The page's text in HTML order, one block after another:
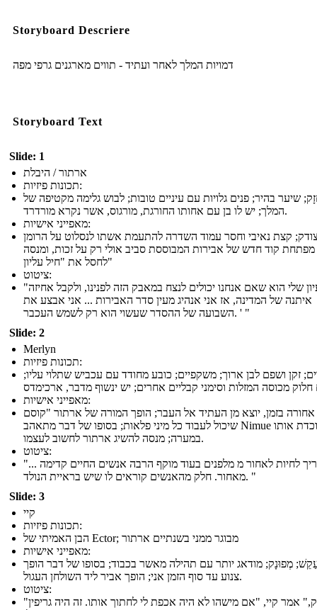
Storyboard Descriere
דמויות המלך לאחר ועתיד - תווים מארגנים גרפי מפה
Storyboard Text
Slide: 1
ארתור / היבלת
תכונות פיזיות:
שיער בהיר; פנים גלויות עם עיניים טובות; לבוש גלימה מקטיפה של
המלך; יש לו בן עם אחותו החורגת, מורגוס, אשר נקרא מורדרד.
מאפייני אישיות:
קצת נאיבי וחסר עמוד השדרה להתעמת אשתו לנסלוט על הרומן
קוד חדש של אבירות המבוססת סביב אולי רק על זכות, ומנסה
לחסל את "חיל עליון"
ציטוט:
"הרעיון שלי הוא שאם אנחנו יכולים לנצח במאבק הזה לפנינו, ולקבל אחיזה
איתנה של המדינה, אז אני אנהיג מעין סדר האבירות ... אני אבצע את
השבועה של ההסדר שעשוי הוא רק לשמש העכבר. ' "
Slide: 2
Merlyn
תכונות פיזיות:
זקן ושפם לבן ארוך; משקפיים; כובע מחודד עם עכביש שתלוי עליו;
חלוק מכוסה המזלות וסימני קבליים אחרים; יש ינשוף מדבר, ארכימדס
מאפייני אישיות:
אחורה בזמן, יוצא מן העתיד אל העבר; הופך המורה של ארתור "קוסם
שיכול לעבוד כל מיני פלאות; בסופו של דבר מתאהב Nimue אשר לוכדת אותו
במערה; מנסה להשיג ארתור לחשוב לעצמו.
ציטוט:
"... אני צריך לחיות לאחור מ מלפנים בעוד מוקף הרבה אנשים החיים קדימה
מאחור. חלק מהאנשים קוראים לו שיש בראיית הנולד. "
Slide: 3
קיי
תכונות פיזיות:
הבן האמיתי של Ector; מבוגר ממני בשנתיים ארתור
מאפייני אישיות:
מְפוּנָק; מודאג יותר עם תהילה מאשר בכבוד; בסופו של דבר הופך
צנוע עד סוף הזמן אני; הופך אביר ליד השולחן העגול.
ציטוט:
"זה יספיק," אמר קיי, "אם מישהו לא היה אכפת לי לחתוך אותו. זה היה גריפין